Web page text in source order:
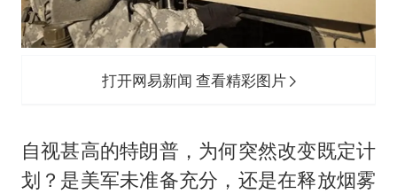
打开网易新闻 查看精彩图片
自视甚高的特朗普，为何突然改变既定计
划？是美军未准备充分，还是在释放烟雾